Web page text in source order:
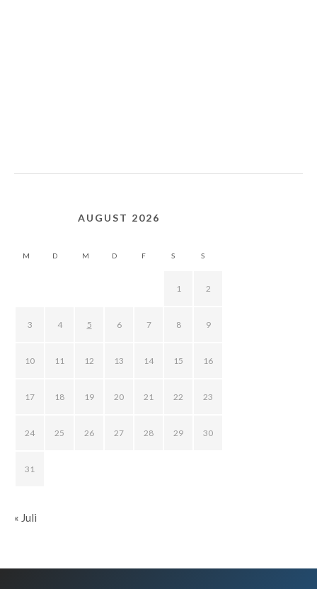
AUGUST 2026
M D M D F S S
1 2
3 4 5 6 7 8 9
10 11 12 13 14 15 16
17 18 19 20 21 22 23
24 25 26 27 28 29 30
31
« Juli